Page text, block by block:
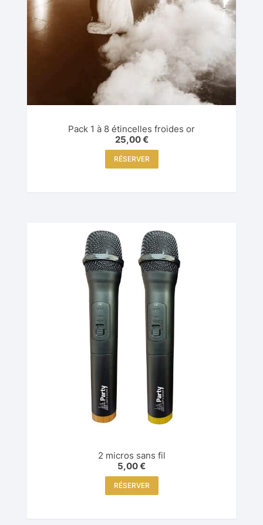
Pack 1 à 8 étincelles froides or
25,00€
RÉSERVER
2 micros sans fil
5,00€
RÉSERVER